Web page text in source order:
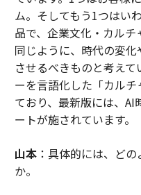
ム。そしてもう1つはい
品で、企業文化・カルチ
同じように、時代の変
させるべきものと考え
ーを言語化した「カル
ており、最新版には、
ートが施されています。
山本：具体的には、ど
か。